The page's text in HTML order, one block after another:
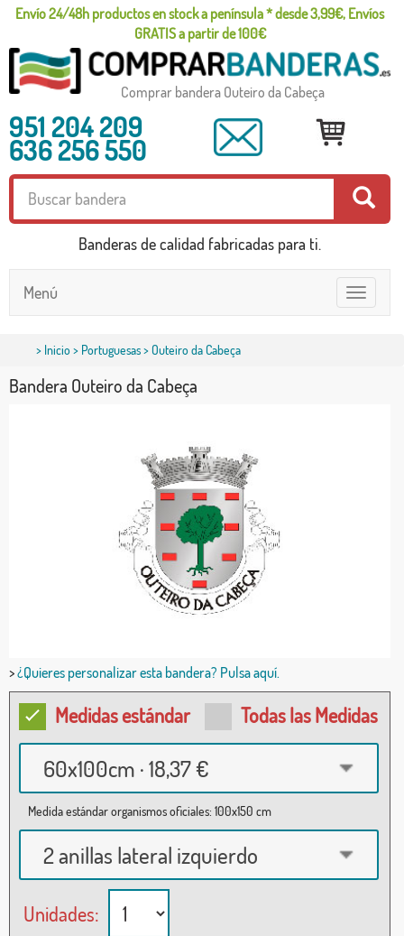
Envío 24/48h productos en stock a península * desde 3,99€, Envíos
GRATIS a partir de 100€
Comprar bandera Outeiro da Cabeça
951 204 209
636 256 550
Banderas de calidad fabricadas para ti.
Toggle
navigation
Menú
> Inicio> Portuguesas> Outeiro da Cabeça
Bandera Outeiro da Cabeça
>¿Quieres personalizar esta bandera? Pulsa aquí.
Medidas estándar Todas las Medidas
60x100cm · 18,37 €
Medida estándar organismos oficiales: 100x150 cm
2 anillas lateral izquierdo
Unidades: